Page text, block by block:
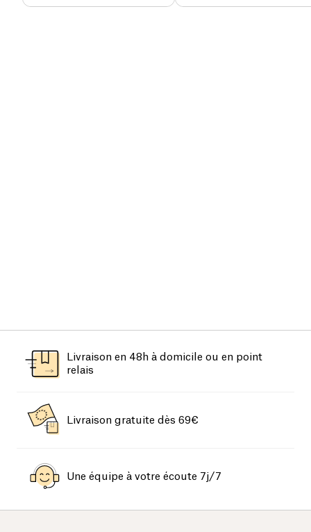
Livraison en 48h à domicile ou en point
relais
Livraison gratuite dès 69€
Une équipe à votre écoute 7j/7